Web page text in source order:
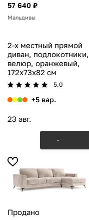
57 640 ₽
Мальдивы
2-х местный прямой
диван, подлокотники,
велюр, оранжевый,
172x73x82 см
5.0
+5 вар.
23 авг.
Продано